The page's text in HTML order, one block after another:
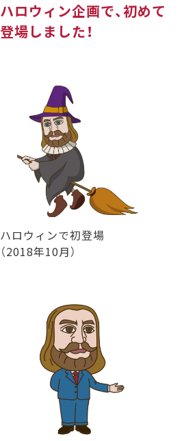
ハロウィン企画で、初めて
登場しました！
ハロウィンで初登場
（2018年10月）